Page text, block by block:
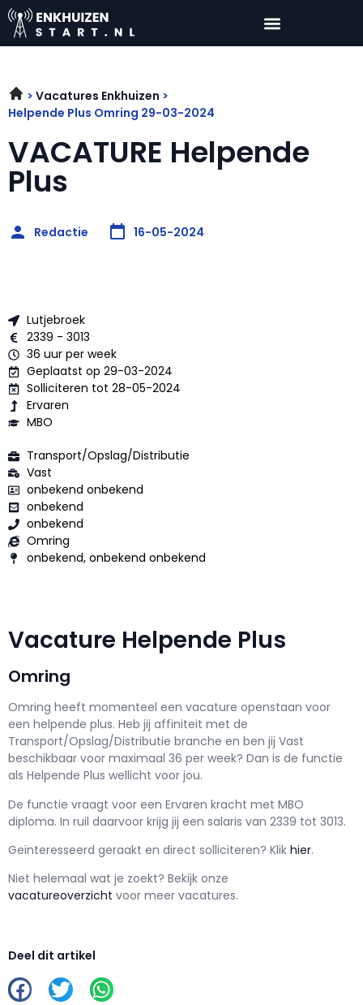
Vacatures Enkhuizen
Helpende Plus Omring 29-03-2024
VACATURE Helpende
Plus
Redactie 16-05-2024
Lutjebroek
2339 - 3013
36 uur per week
Geplaatst op 29-03-2024
Solliciteren tot 28-05-2024
Ervaren
MBO
Transport/Opslag/Distributie
Vast
onbekend onbekend
onbekend
onbekend
Omring
onbekend, onbekend onbekend
Vacature Helpende Plus
Omring
Omring heeft momenteel een vacature openstaan voor
een helpende plus. Heb jij affiniteit met de
Transport/Opslag/Distributie branche en ben jij Vast
beschikbaar voor maximaal 36 per week? Dan is de functie
als Helpende Plus wellicht voor jou.
De functie vraagt voor een Ervaren kracht met MBO
diploma. In ruil daarvoor krijg jij een salaris van 2339 tot 3013.
Geïnteresseerd geraakt en direct solliciteren? Klik hier.
Niet helemaal wat je zoekt? Bekijk onze
vacatureoverzicht voor meer vacatures.
Deel dit artikel